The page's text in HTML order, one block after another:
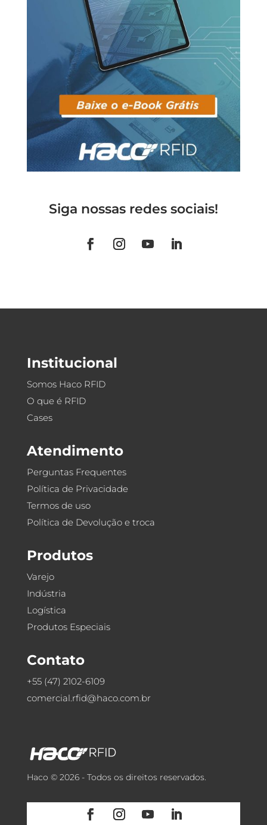
Siga nossas redes sociais!
Institucional
Somos Haco RFID
O que é RFID
Cases
Atendimento
Perguntas Frequentes
Política de Privacidade
Termos de uso
Política de Devolução e troca
Produtos
Varejo
Indústria
Logística
Produtos Especiais
Contato
+55 (47) 2102-6109
comercial.rfid@haco.com.br
Haco © 2026 - Todos os direitos reservados.